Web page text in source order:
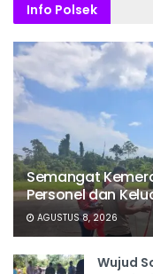
Info Polsek
Semangat
Personel dan
AGUSTUS 8, 2026
Wujud